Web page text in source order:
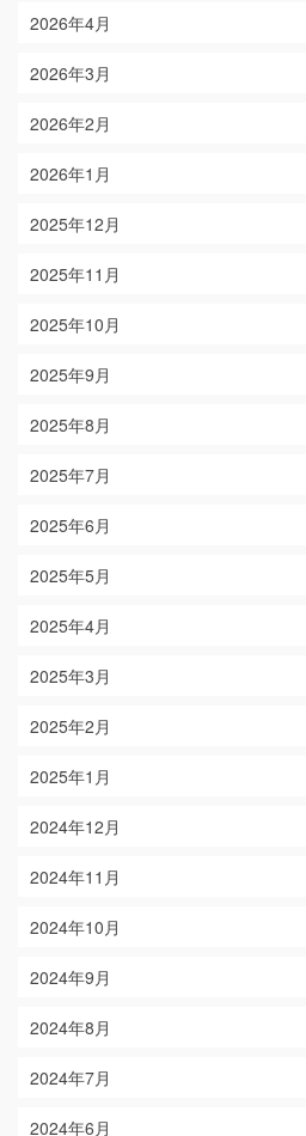
2026年4月
2026年3月
2026年2月
2026年1月
2025年12月
2025年11月
2025年10月
2025年9月
2025年8月
2025年7月
2025年6月
2025年5月
2025年4月
2025年3月
2025年2月
2025年1月
2024年12月
2024年11月
2024年10月
2024年9月
2024年8月
2024年7月
2024年6月